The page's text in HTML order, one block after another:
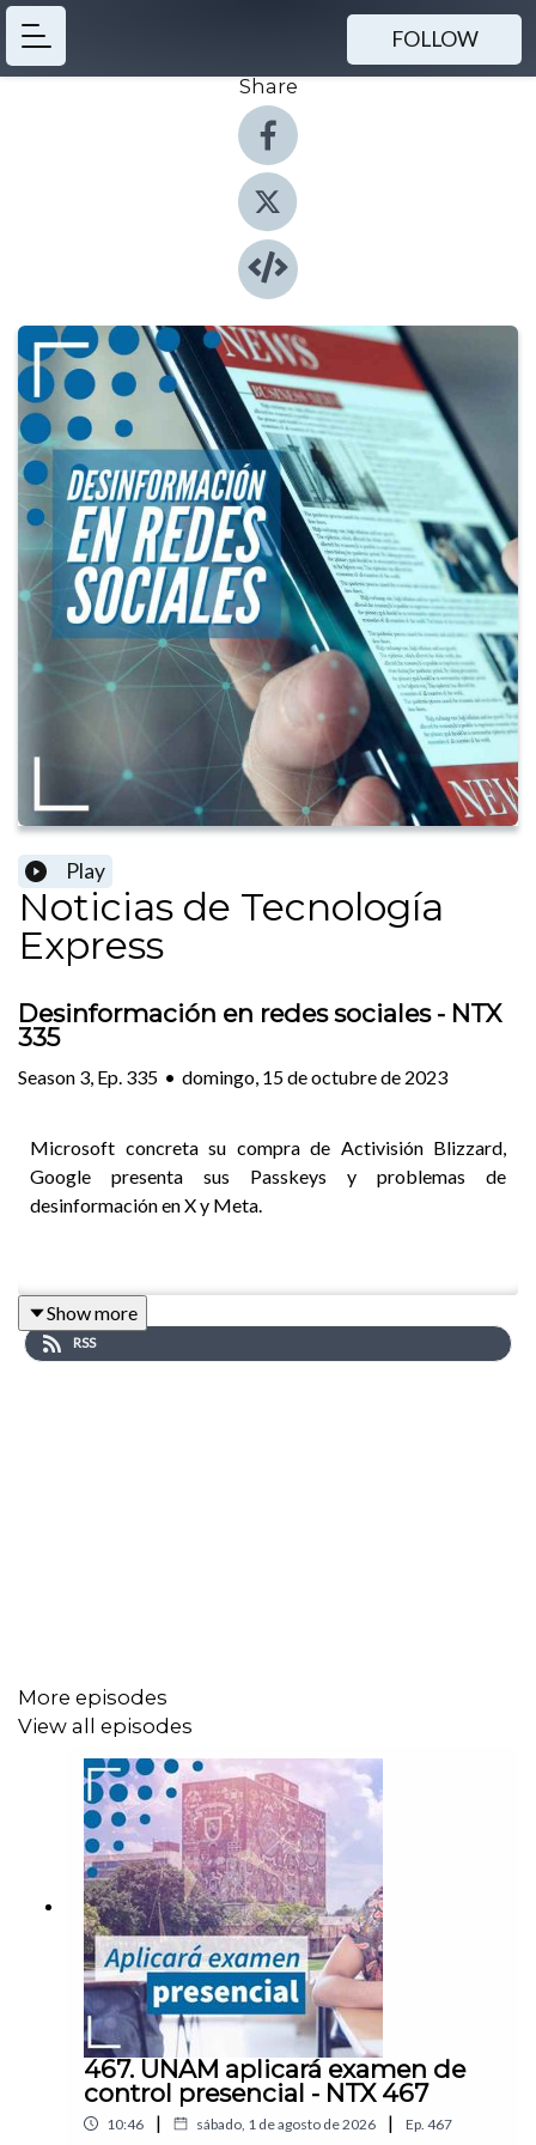
FOLLOW
Share
Play
Noticias de Tecnología
Express
Desinformación en redes sociales - NTX
335
Season 3 Ep. 335 • domingo, 15 de octubre de 2023
Microsoft concreta su compra de Activisión Blizzard,
Google presenta sus Passkeys y problemas de
desinformación en X y Meta.
Puedes apoyar la realización de este programa con una
suscripción. Más informaciónpor acá
-X cuestionadopor el combate a la desinformación
-El problema de la desinformación en redes sociales
del episodio.
Show more
RSS
More episodes
View all episodes
467. UNAM aplicará examen de
control presencial - NTX 467
10:46 | sábado, 1 de agosto de 2026 | Ep. 467